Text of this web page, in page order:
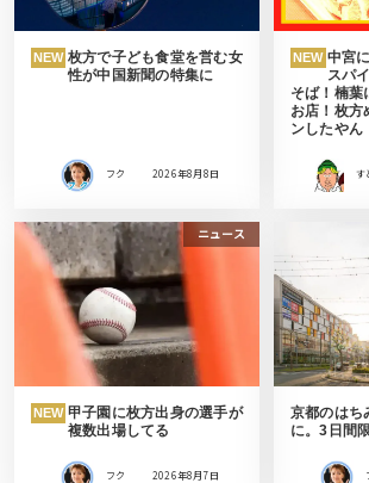
NEW 枚方で子ども食堂を営む女
性が中国新聞の特集に
フク 2026年8月8日
NEW 中宮
スパ
そば！楠葉
お店！枚方
ンしたやん
す
ニュース
NEW 甲子園に枚方出身の選手が
複数出場してる
フク 2026年8月7日
京都のはち
に。3日間